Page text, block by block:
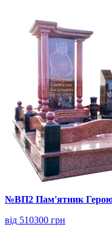
№ВП2 Пам'ятник Герою
від 510300 грн